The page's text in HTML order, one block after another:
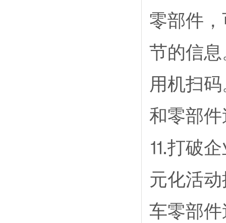
零部件
节的信
用机扫
和零部
⒒打破企
元化活
车零部